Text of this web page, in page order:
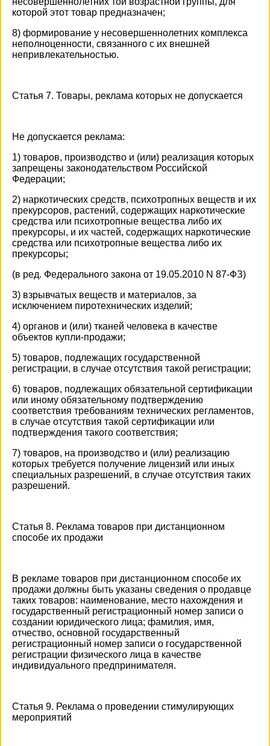
которой этот товар предназначен;
8) формирование у несовершеннолетних комплекса
неполноценности, связанного с их внешней
непривлекательностью.
Статья 7. Товары, реклама которых не допускается
Не допускается реклама:
1) товаров, производство и (или) реализация которых
запрещены законодательством Российской
Федерации;
2) наркотических средств, психотропных веществ и их
прекурсоров, растений, содержащих наркотические
средства или психотропные вещества либо их
прекурсоры, и их частей, содержащих наркотические
средства или психотропные вещества либо их
прекурсоры;
(в ред. Федерального закона от 19.05.2010 N 87-ФЗ)
3) взрывчатых веществ и материалов, за
исключением пиротехнических изделий;
4) органов и (или) тканей человека в качестве
объектов купли-продажи;
5) товаров, подлежащих государственной
регистрации, в случае отсутствия такой регистрации;
6) товаров, подлежащих обязательной сертификации
или иному обязательному подтверждению
соответствия требованиям технических регламентов,
в случае отсутствия такой сертификации или
подтверждения такого соответствия;
7) товаров, на производство и (или) реализацию
которых требуется получение лицензий или иных
специальных разрешений, в случае отсутствия таких
разрешений.
Статья 8. Реклама товаров при дистанционном
способе их продажи
В рекламе товаров при дистанционном способе их
продажи должны быть указаны сведения о продавце
таких товаров: наименование, место нахождения и
государственный регистрационный номер записи о
создании юридического лица; фамилия, имя,
отчество, основной государственный
регистрационный номер записи о государственной
регистрации физического лица в качестве
индивидуального предпринимателя.
Статья 9. Реклама о проведении стимулирующих
мероприятий